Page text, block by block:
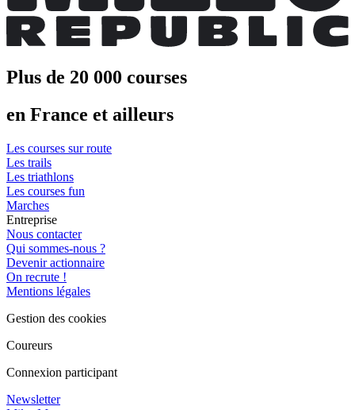
Plus de 20 000 courses
en France et ailleurs
Les courses sur route
Les trails
Les triathlons
Les courses fun
Marches
Entreprise
Nous contacter
Qui sommes-nous ?
Devenir actionnaire
On recrute !
Mentions légales
Gestion des cookies
Coureurs
Connexion participant
Newsletter